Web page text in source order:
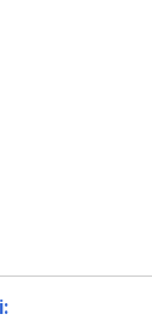
CUỘN
NẴNG